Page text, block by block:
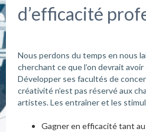
d’efficacité
Nous perdons du temps en nous
cherchant ce que l’on devrait avoir
Développer ses facultés de
créativité n’est pas réservé aux
artistes. Les entraîner et les
Gagner en efficacité tant